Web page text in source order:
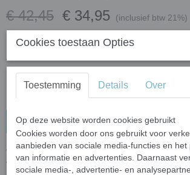
€ 42,45 € 34,95 (inclusief btw 21%)
Op voorraad
Aantal
In winkelwagen
Voordeelset bestaande uit een Koelpet
Verkoelingssjaal Roses.
Cookies toestaan Opties
Toestemming Details Over
Op deze website worden cookies gebruikt
Cookies worden door ons gebruikt voor
aanbieden van sociale media-functies en het
van informatie en advertenties. Daarnaast
sociale media-, advertentie- en